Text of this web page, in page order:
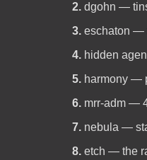
2. dgohn —
3. eschaton —
4. hidden
5. harmony —
6. mrr-adm —
7. nebula —
8. etch — the